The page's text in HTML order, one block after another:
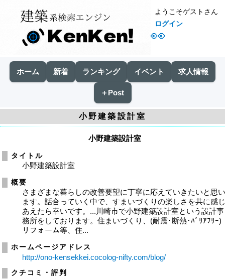
👀
ようこそゲストさん
ログイン
ホーム 新着 ランキング イベント 求人情報
＋Post
小野建築設計室
小野建築設計室
タイトル
小野建築設計室
概要
さまざまな暮らしの改善要望に丁寧に応えていきたいと思
ます。話合っていく中で、すまいづくりの楽しさを共に感
あえたら幸いです。...川崎市で小野建築設計室という設計事
務所をしております。住まいづくり、(耐震･断熱･ﾊﾞﾘｱﾌﾘｰ)
リフォーム等、住...
ホームページアドレス
http://ono-kensekkei.cocolog-nifty.com/blog/
クチコミ・評判